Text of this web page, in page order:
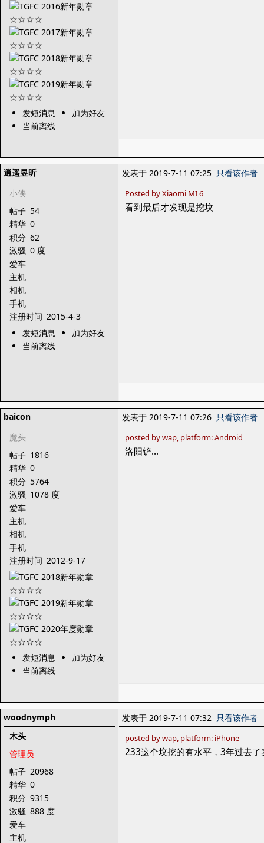
发短消息
加为好友
当前离线
逍遥昱昕
小侠
帖子 54
精华 0
积分 62
激骚 0 度
爱车
主机
相机
手机
注册时间 2015-4-3
发短消息
加为好友
当前离线
发表于 2019-7-11 07:25 只看该作者
Posted by Xiaomi MI 6
看到最后才发现是挖坟
baicon
魔头
帖子 1816
精华 0
积分 5764
激骚 1078 度
爱车
主机
相机
手机
注册时间 2012-9-17
发短消息
加为好友
当前离线
发表于 2019-7-11 07:26 只看该作者
posted by wap, platform: Android
洛阳铲...
woodnymph
木头
管理员
帖子 20968
精华 0
积分 9315
激骚 888 度
爱车
主机
发表于 2019-7-11 07:32 只看该作者
posted by wap, platform: iPhone
233这个坟挖的有水平，3年过去